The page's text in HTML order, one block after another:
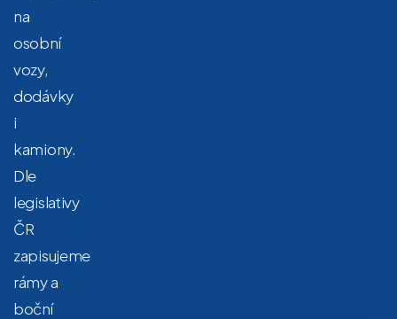
na
osobní
vozy,
dodávky
i
kamiony.
Dle
legislativy
ČR
zapisujeme
rámy a
boční